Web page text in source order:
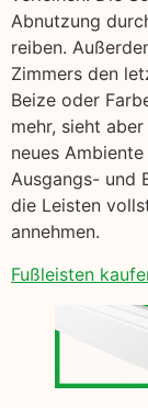
Abnutzung
reiben.
Zimmers den
Beize oder
mehr, sieht
neues
Ausgangs- und
die Leisten
annehmen.
Fußleisten